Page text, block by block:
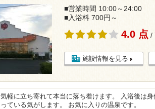
■営業時間 10:00～24:00
■入浴料 700円～
4.0 点 /
施設情報を見る
気軽に立ち寄れて本当に落ち着けます。 入浴後は
っている気がします。 お気に入りの温泉です。